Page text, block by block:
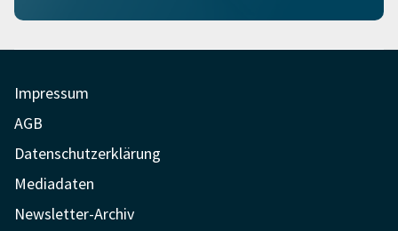
Impressum
AGB
Datenschutzerklärung
Mediadaten
Newsletter-Archiv